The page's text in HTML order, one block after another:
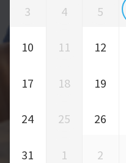
3 4 5
10 11 12
17 18 19
24 25 26
31 1 2